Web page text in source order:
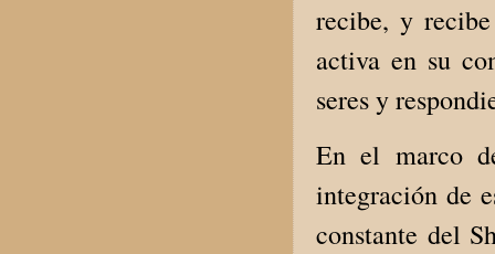
recibe, y
activa en su
seres y
En el marco
integración de
constante del